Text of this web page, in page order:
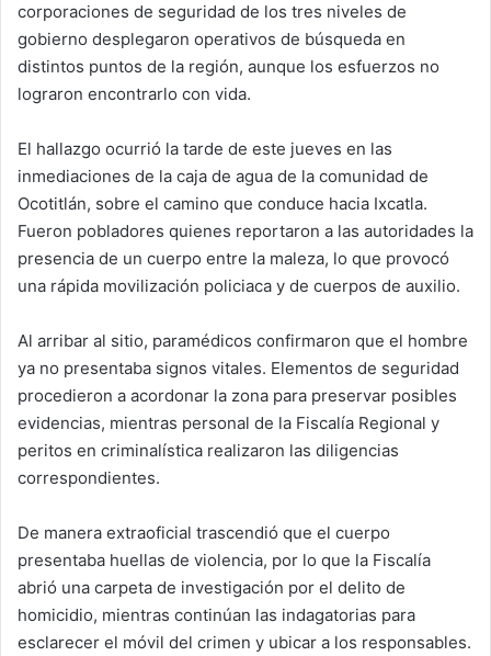
corporaciones de seguridad de los tres niveles de
gobierno desplegaron operativos de búsqueda en
distintos puntos de la región, aunque los esfuerzos no
lograron encontrarlo con vida.
El hallazgo ocurrió la tarde de este jueves en las
inmediaciones de la caja de agua de la comunidad de
Ocotitlán, sobre el camino que conduce hacia Ixcatla.
Fueron pobladores quienes reportaron a las autoridades la
presencia de un cuerpo entre la maleza, lo que provocó
una rápida movilización policiaca y de cuerpos de auxilio.
Al arribar al sitio, paramédicos confirmaron que el hombre
ya no presentaba signos vitales. Elementos de seguridad
procedieron a acordonar la zona para preservar posibles
evidencias, mientras personal de la Fiscalía Regional y
peritos en criminalística realizaron las diligencias
correspondientes.
De manera extraoficial trascendió que el cuerpo
presentaba huellas de violencia, por lo que la Fiscalía
abrió una carpeta de investigación por el delito de
homicidio, mientras continúan las indagatorias para
esclarecer el móvil del crimen y ubicar a los responsables.